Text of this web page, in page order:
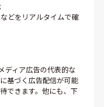
どをリアルタイムで確
ディア広告の代表的な
基づく広告配信が可能
できます。他にも、下